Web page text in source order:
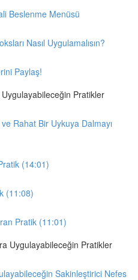
Beslenme Menüsü
Nasıl Uygulamalısın?
Paylaş!
Pratikler
ve Rahat Bir Uykuya Dalmayı
(14:01)
(11:08)
Pratik (11:01)
Uygulayabileceğin Pratikler
Sakinleştirici Nefes